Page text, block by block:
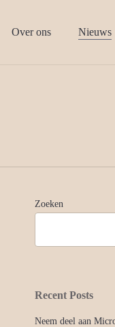
Over ons Nieuws
Zoeken
Recent Posts
Neem deel aan